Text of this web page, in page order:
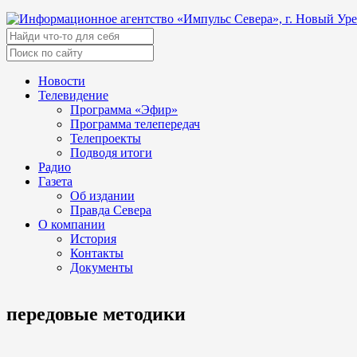
Новости
Телевидение
Программа «Эфир»
Программа телепередач
Телепроекты
Подводя итоги
Радио
Газета
Об издании
Правда Севера
О компании
История
Контакты
Документы
передовые методики